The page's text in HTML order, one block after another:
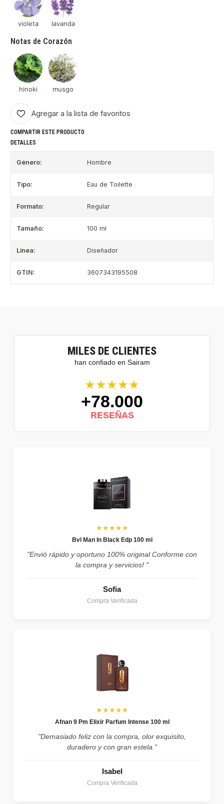
violeta lavanda
Notas de Corazón
hinoki musgo
Agregar a la lista de favoritos
COMPARTIR ESTE PRODUCTO
DETALLES
Género: Hombre
Tipo: Eau de Toilette
Formato: Regular
Tamaño: 100 ml
Linea: Diseñador
GTIN: 3607343195508
MILES DE CLIENTES
han confiado en Sairam
★★★★★
+78.000
RESEÑAS
★★★★★
Bvl Man In Black Edp 100 ml
"Envió rápido y oportuno 100% original Conforme con
la compra y servicios! "
Sofia
Compra Verificada
★★★★★
Afnan 9 Pm Elixir Parfum Intense 100 ml
"Demasiado feliz con la compra, olor exquisito,
duradero y con gran estela."
Isabel
Compra Verificada